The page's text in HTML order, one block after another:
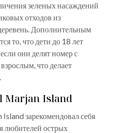
зеленых насаждений
отходов из
Дополнительным
то, что дети до 18 лет
они делят номер с
что делает
Marjan Island
зарекомендовал себя
любителей острых